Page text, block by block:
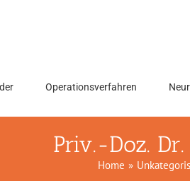
Operationsverfahren
Priv.-Doz.
Home »